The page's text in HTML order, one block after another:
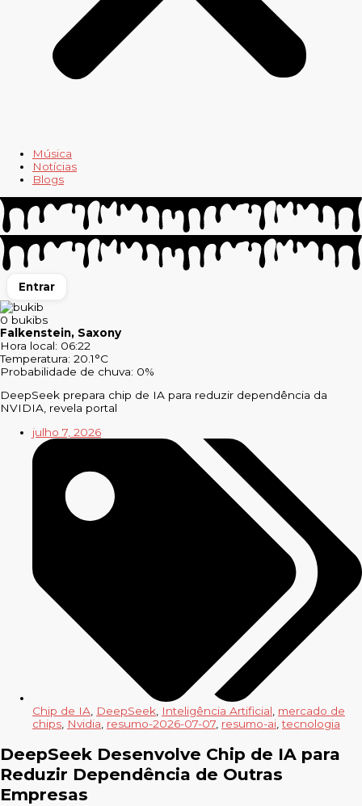
Música
Notícias
Blogs
Entrar
0 bukibs
Falkenstein, Saxony
Hora local: 06:22
Temperatura: 20.1°C
Probabilidade de chuva: 0%
DeepSeek prepara chip de IA para reduzir dependência da
NVIDIA, revela portal
julho 7, 2026
Chip de IA, DeepSeek, Inteligência Artificial, mercado de
chips, Nvidia, resumo-2026-07-07, resumo-ai,tecnologia
DeepSeek Desenvolve Chip de IA para
Reduzir Dependência de Outras
Empresas